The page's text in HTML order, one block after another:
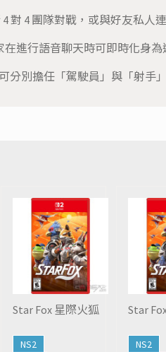
對 4 團隊對戰，或與好友私人
進行語音聊天時可即時化身
分別擔任「駕駛員」與「射手
Star Fox 星際火狐
NS2
Star
NS2